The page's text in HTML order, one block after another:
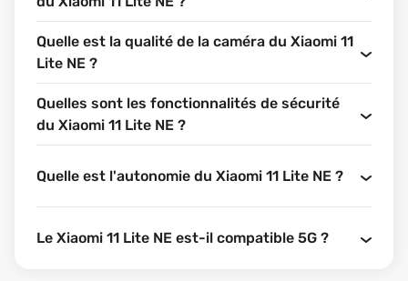
Quelle est la qualité de la caméra du Xiaomi 11
Lite NE ?
Quelles sont les fonctionnalités de sécurité
du Xiaomi 11 Lite NE ?
Quelle est l'autonomie du Xiaomi 11 Lite NE ?
Le Xiaomi 11 Lite NE est-il compatible 5G ?